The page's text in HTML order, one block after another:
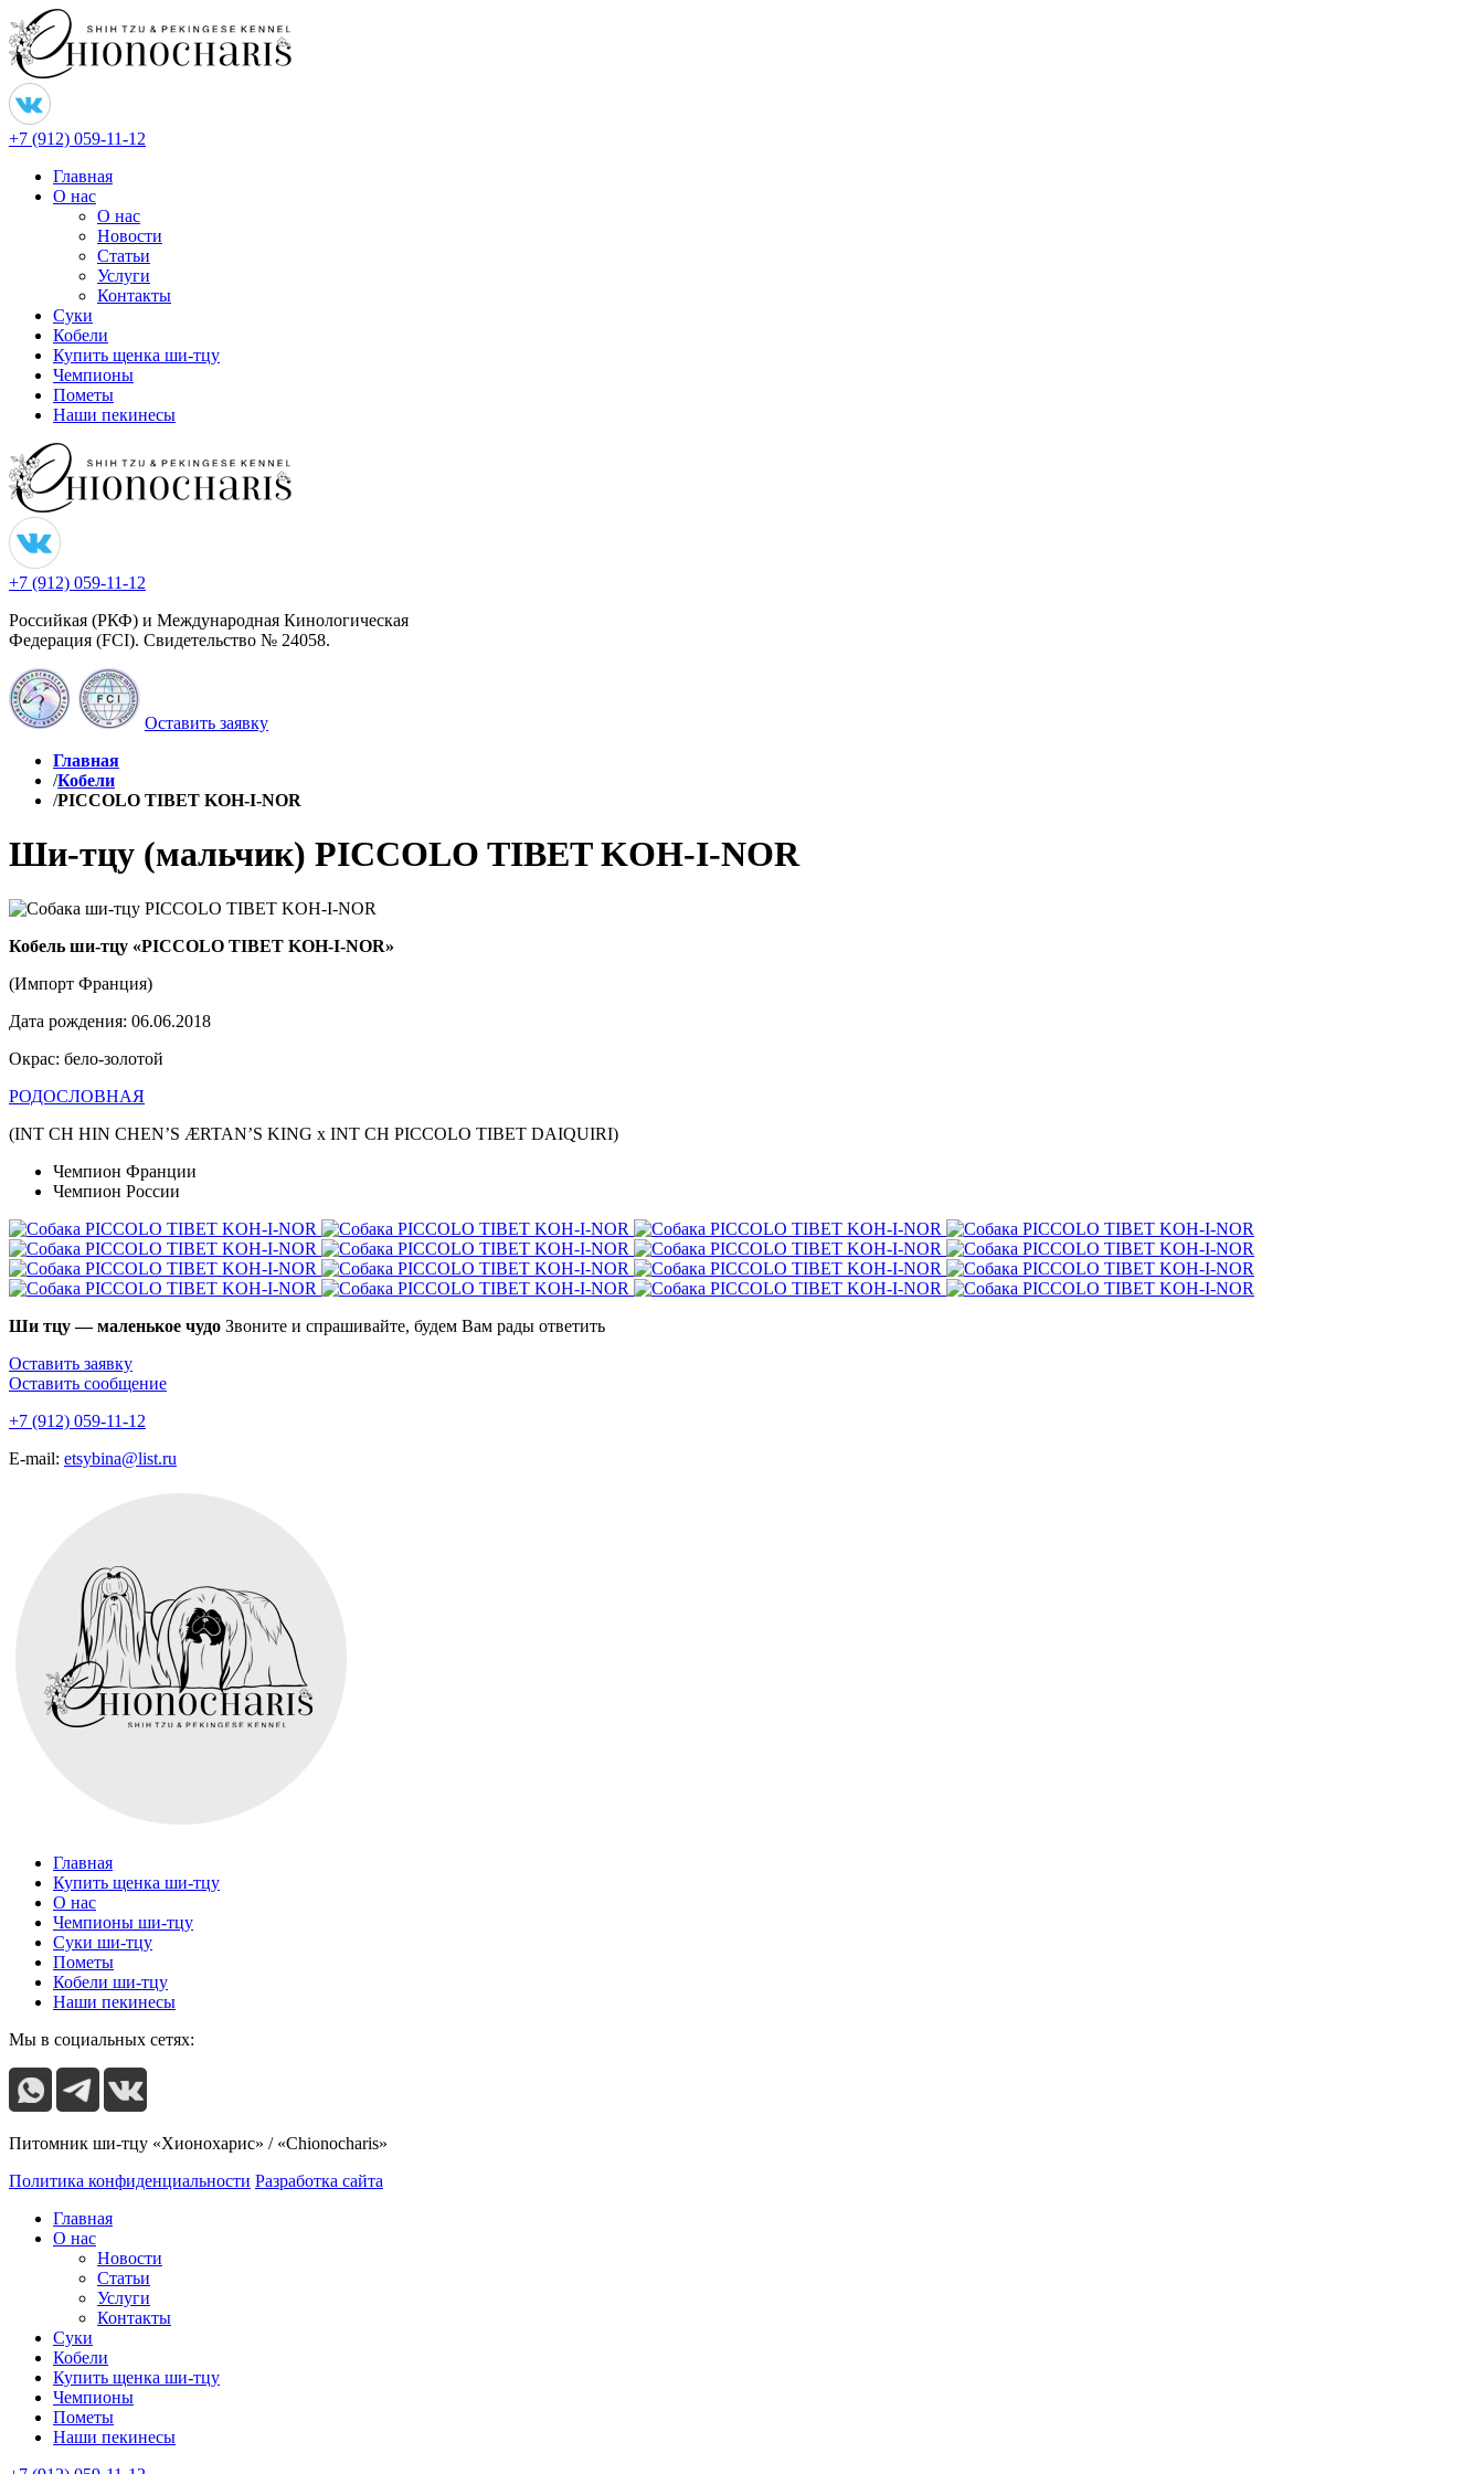
+7 (912) 059-11-12
Главная
О нас
О нас
Новости
Статьи
Услуги
Контакты
Суки
Кобели
Купить щенка ши-тцу
Чемпионы
Пометы
Наши пекинесы
+7 (912) 059-11-12
Российкая (РКФ) и Международная Кинологическая
Федерация (FCI). Свидетельство № 24058.
Оставить заявку
Главная
/Кобели
/PICCOLO TIBET KOH-I-NOR
Ши-тцу (мальчик) PICCOLO TIBET KOH-I-NOR
Кобель ши-тцу «PICCOLO TIBET KOH-I-NOR»
(Импорт Франция)
Дата рождения: 06.06.2018
Окрас: бело-золотой
РОДОСЛОВНАЯ
(INT CH HIN CHEN’S ÆRTAN’S KING x INT CH PICCOLO TIBET DAIQUIRI)
Чемпион Франции
Чемпион России
Ши тцу — маленькое чудо Звоните и спрашивайте, будем Вам рады ответить
Оставить заявку
Оставить сообщение
+7 (912) 059-11-12
E-mail: etsybina@list.ru
Главная
Купить щенка ши-тцу
О нас
Чемпионы ши-тцу
Суки ши-тцу
Пометы
Кобели ши-тцу
Наши пекинесы
Мы в социальных сетях:
Питомник ши-тцу «Хионохарис» / «Chionocharis»
Политика конфиденциальности Разработка сайта
Главная
О нас
Новости
Статьи
Услуги
Контакты
Суки
Кобели
Купить щенка ши-тцу
Чемпионы
Пометы
Наши пекинесы